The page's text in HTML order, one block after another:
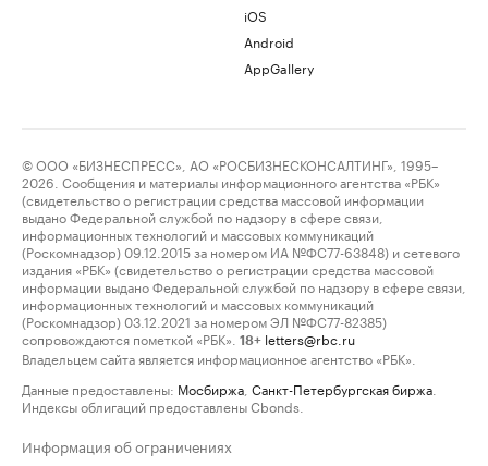
iOS
Android
AppGallery
© ООО «БИЗНЕСПРЕСС», АО «РОСБИЗНЕСКОНСАЛТИНГ», 1995–
2026. Сообщения и материалы информационного агентства «РБК»
(свидетельство о регистрации средства массовой информации
выдано Федеральной службой по надзору в сфере связи,
информационных технологий и массовых коммуникаций
(Роскомнадзор) 09.12.2015 за номером ИА №ФС77-63848) и сетевого
издания «РБК» (свидетельство о регистрации средства массовой
информации выдано Федеральной службой по надзору в сфере связи,
информационных технологий и массовых коммуникаций
(Роскомнадзор) 03.12.2021 за номером ЭЛ №ФС77-82385)
сопровождаются пометкой «РБК».
18+ letters@rbc.ru
Владельцем сайта является информационное агентство «РБК».
Данные предоставлены: Мосбиржа Санкт-Петербургская биржа
Индексы облигаций предоставлены Cbonds.
Информация об ограничениях